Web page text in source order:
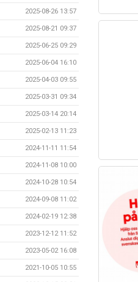
2025-08-26 13:57
2025-08-21 09:37
2025-06-25 09:29
2025-06-04 16:10
2025-04-03 09:55
2025-03-31 09:34
2025-03-14 20:14
2025-02-13 11:23
2024-11-11 11:54
2024-11-08 10:00
2024-10-28 10:54
2024-09-08 11:02
2024-02-19 12:38
2023-12-12 11:52
2023-05-02 16:08
2021-10-05 10:55